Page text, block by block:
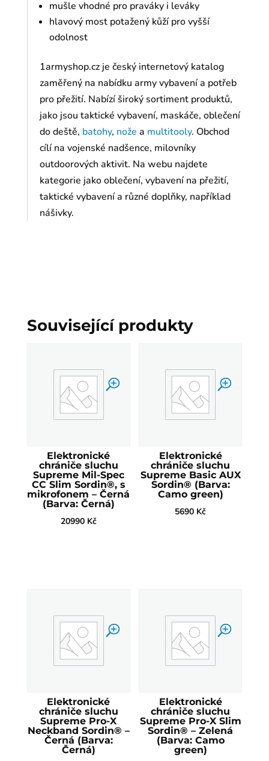
mušle vhodné pro praváky i leváky
hlavový most potažený kůží pro vyšší
odolnost
1armyshop.cz je český internetový katalog
zaměřený na nabídku army vybavení a potřeb
pro přežití. Nabízí široký sortiment produktů,
jako jsou taktické vybavení, maskáče, oblečení
do deště, batohy, nože a multitooly. Obchod
cílí na vojenské nadšence, milovníky
outdoorových aktivit. Na webu najdete
kategorie jako oblečení, vybavení na přežití,
taktické vybavení a různé doplňky, například
nášivky.
Související produkty
Elektronické
chrániče sluchu
Supreme Mil-Spec
CC Slim Sordin®, s
mikrofonem – Černá
(Barva: Černá)
20990 Kč
Elektronické
chrániče sluchu
Supreme Basic AUX
Sordin® (Barva:
Camo green)
5690 Kč
Elektronické
chrániče sluchu
Supreme Pro-X
Neckband Sordin® –
Černá (Barva:
Černá)
Elektronické
chrániče sluchu
Supreme Pro-X Slim
Sordin® – Zelená
(Barva: Camo
green)